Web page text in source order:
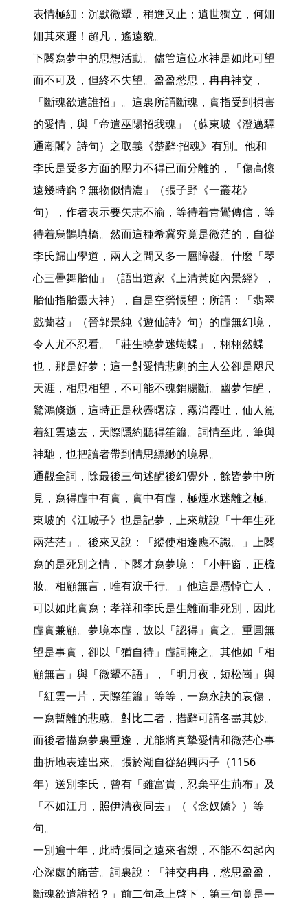
表情極細：沉默微顰，稍進又止；遺世獨立，何姍
姍其來遲！超凡，遙遠貌。
下闋寫夢中的思想活動。儘管這位水神是如此可望
而不可及，但終不失望。盈盈愁思，冉冉神交，
「斷魂欲遣誰招」。這裏所謂斷魂，實指受到損害
的愛情，與「帝遣巫陽招我魂」（蘇東坡《澄邁驛
通潮閣》詩句）之取義《楚辭·招魂》有別。他和
李氏是受多方面的壓力不得已而分離的，「傷高懷
遠幾時窮？無物似情濃」（張子野《一叢花》
句），作者表示要矢志不渝，等待着青鸞傳信，等
待着烏鵲填橋。然而這種希冀究竟是微茫的，自從
李氏歸山學道，兩人之間又多一層障礙。什麼「琴
心三疊舞胎仙」（語出道家《上清黃庭內景經》，
胎仙指胎靈大神），自是空勞悵望；所謂：「翡翠
戲蘭苕」（晉郭景純《遊仙詩》句）的虛無幻境，
令人尤不忍看。「莊生曉夢迷蝴蝶」，栩栩然蝶
也，那是好夢；這一對愛情悲劇的主人公卻是咫尺
天涯，相思相望，不可能不魂銷腸斷。幽夢乍醒，
驚鴻倏逝，這時正是秋霽曙涼，霧消霞吐，仙人駕
着紅雲遠去，天際隱約聽得笙簫。詞情至此，筆與
神馳，也把讀者帶到情思縹緲的境界。
通觀全詞，除最後三句述醒後幻覺外，餘皆夢中所
見，寫得虛中有實，實中有虛，極煙水迷離之極。
東坡的《江城子》也是記夢，上來就說「十年生死
兩茫茫」。後來又說：「縱使相逢應不識。」上闋
寫的是死別之情，下闋才寫夢境：「小軒窗，正梳
妝。相顧無言，唯有淚千行。」他這是憑悼亡人，
可以如此實寫；孝祥和李氏是生離而非死別，因此
虛實兼顧。夢境本虛，故以「認得」實之。重圓無
望是事實，卻以「猶自待」虛詞掩之。其他如「相
顧無言」與「微顰不語」，「明月夜，短松崗」與
「紅雲一片，天際笙簫」等等，一寫永訣的哀傷，
一寫暫離的悲慼。對比二者，措辭可謂各盡其妙。
而後者描寫夢裏重逢，尤能將真摯愛情和微茫心事
曲折地表達出來。張於湖自從紹興丙子（1156
年）送別李氏，曾有「雖富貴，忍棄平生荊布」及
「不如江月，照伊清夜同去」（《念奴嬌》）等
句。
一別逾十年，此時張同之遠來省親，不能不勾起內
心深處的痛苦。詞裏說：「神交冉冉，愁思盈盈，
斷魂欲遣誰招？」前二句承上啓下，第三句竟是一